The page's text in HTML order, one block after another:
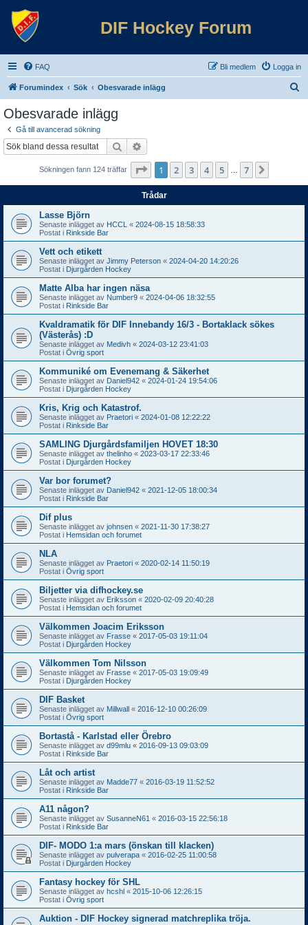
DIF Hockey Forum
FAQ Logga in
Bli medlem
Forumindex Sök Obesvarade inlägg
Obesvarade inlägg
Gå till avancerad sökning
Sök
Sökningen fann 124 träffar Sida av 7
1 2 3 4 5 7
Trådar
Lasse Björn
Senaste inlägget av HCCL « 2024-08-15 18:58:33
Postat i Rinkside Bar
Vett och etikett
Senaste inlägget av Jimmy Peterson « 2024-04-20 14:20:26
Postat i Djurgården Hockey
Matte Alba har ingen näsa
Senaste inlägget av Number9 « 2024-04-06 18:32:55
Postat i Rinkside Bar
Kvaldramatik för DIF Innebandy 16/3 - Bortaklack sökes
(Västerås) :D
Senaste inlägget av Medivh « 2024-03-12 23:41:03
Postat i Övrig sport
Kommuniké om Evenemang & Säkerhet
Senaste inlägget av Daniel942 « 2024-01-24 19:54:06
Postat i Djurgården Hockey
Kris, Krig och Katastrof.
Senaste inlägget av Praetori « 2024-01-08 12:22:22
Postat i Rinkside Bar
SAMLING Djurgårdsfamiljen HOVET 18:30
Senaste inlägget av thelinho « 2023-03-17 22:33:46
Postat i Djurgården Hockey
Var bor forumet?
Senaste inlägget av Daniel942 « 2021-12-05 18:00:34
Postat i Rinkside Bar
Dif plus
Senaste inlägget av johnsen « 2021-11-30 17:38:27
Postat i Hemsidan och forumet
NLA
Senaste inlägget av Praetori « 2020-02-14 11:50:19
Postat i Övrig sport
Biljetter via difhockey.se
Senaste inlägget av Eriksson « 2020-02-09 20:40:28
Postat i Hemsidan och forumet
Välkommen Joacim Eriksson
Senaste inlägget av Frasse « 2017-05-03 19:11:04
Postat i Djurgården Hockey
Välkommen Tom Nilsson
Senaste inlägget av Frasse « 2017-05-03 19:09:49
Postat i Djurgården Hockey
DIF Basket
Senaste inlägget av Millwall « 2016-12-10 00:26:09
Postat i Övrig sport
Bortastå - Karlstad eller Örebro
Senaste inlägget av d99mlu « 2016-09-13 09:03:09
Postat i Rinkside Bar
Låt och artist
Senaste inlägget av Madde77 « 2016-03-19 11:52:52
Postat i Rinkside Bar
A11 någon?
Senaste inlägget av SusanneN61 « 2016-03-15 22:56:18
Postat i Rinkside Bar
DIF- MODO 1:a mars (önskan till klacken)
Senaste inlägget av pulverapa « 2016-02-25 11:00:58
Postat i Djurgården Hockey
Fantasy hockey för SHL
Senaste inlägget av hcshl « 2015-10-06 12:26:15
Postat i Övrig sport
Auktion - DIF Hockey signerad matchreplika tröja.